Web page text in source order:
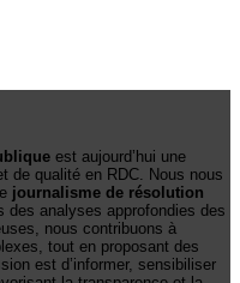
est aujourd’hui une
de qualité en RDC. Nous nous
journalisme de résolution
des analyses approfondies des
nous contribuons à
tout en proposant des
est d’informer, sensibiliser